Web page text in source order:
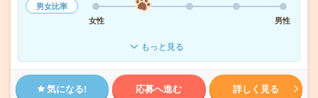
男女比率
女性
男性
もっと見る
気になる! 応募へ進む 詳しく見る